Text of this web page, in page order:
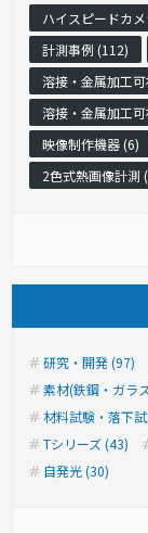
ハイスピードカ
計測事例 (112)
溶接・金属加工
溶接・金属加工
映像制作機器 (6)
2色式熱画像計測
研究・開発 (97)
素材(鉄鋼・ガラ
材料試験・落下
Tシリーズ (43)
自発光 (30)